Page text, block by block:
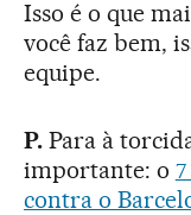
Isso é o que
você faz bem,
equipe.
P. Para à
importante: o
contra o